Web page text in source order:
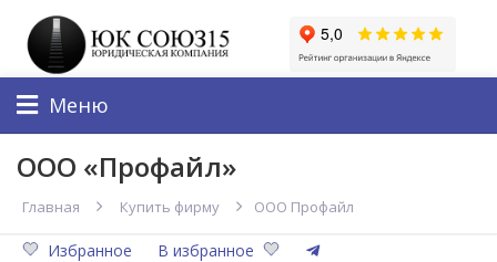
Меню
ООО «Профайл»
Главная Купить фирму ООО Профайл
Избранное В избранное